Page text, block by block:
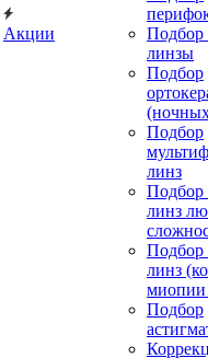
Акции
Подбор
линзы
Подбор
Подбор
линз
Подбор
линз
Подбор
линз
миопии
Подбор